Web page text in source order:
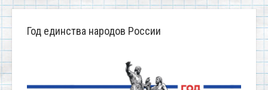
Год единства народов России